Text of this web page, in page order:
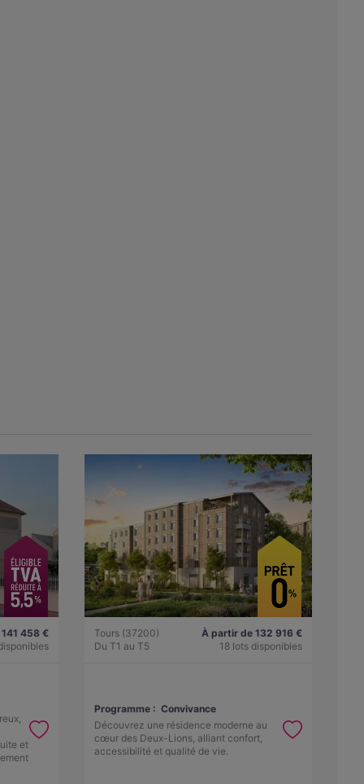
458 €
et
Tours (37200)
Du T1 au T5
À partir de 132 916 €
18 lots disponibles
Programme : Convivance
Découvrez une résidence moderne au
cœur des Deux-Lions, alliant confort,
accessibilité et qualité de vie.